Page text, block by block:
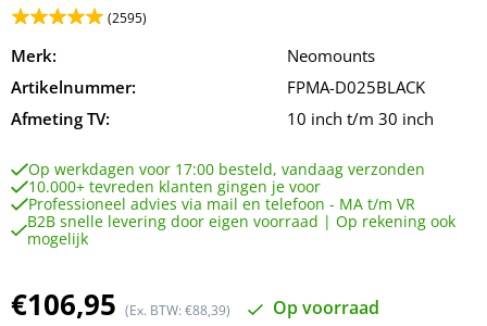
(2595)
Merk:
Neomounts
Artikelnummer:
FPMA-D025BLACK
Afmeting TV:
10 inch t/m 30 inch
Op werkdagen voor 17:00 besteld, vandaag verzonden
10.000+ tevreden klanten gingen je voor
Professioneel advies via mail en telefoon - MA t/m VR
B2B snelle levering door eigen voorraad | Op rekening ook
mogelijk
Huidige prijs
€106,95 (Ex. BTW: €88,39) Op voorraad